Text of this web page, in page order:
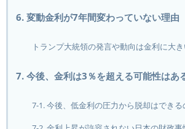
6. 変動金利が7年間変わっていない理由
トランプ大統領の発言や動向は金利に大
7. 今後、金利は3％を超える可能性はあ
7-1. 今後、低金利の圧力から脱却はできる